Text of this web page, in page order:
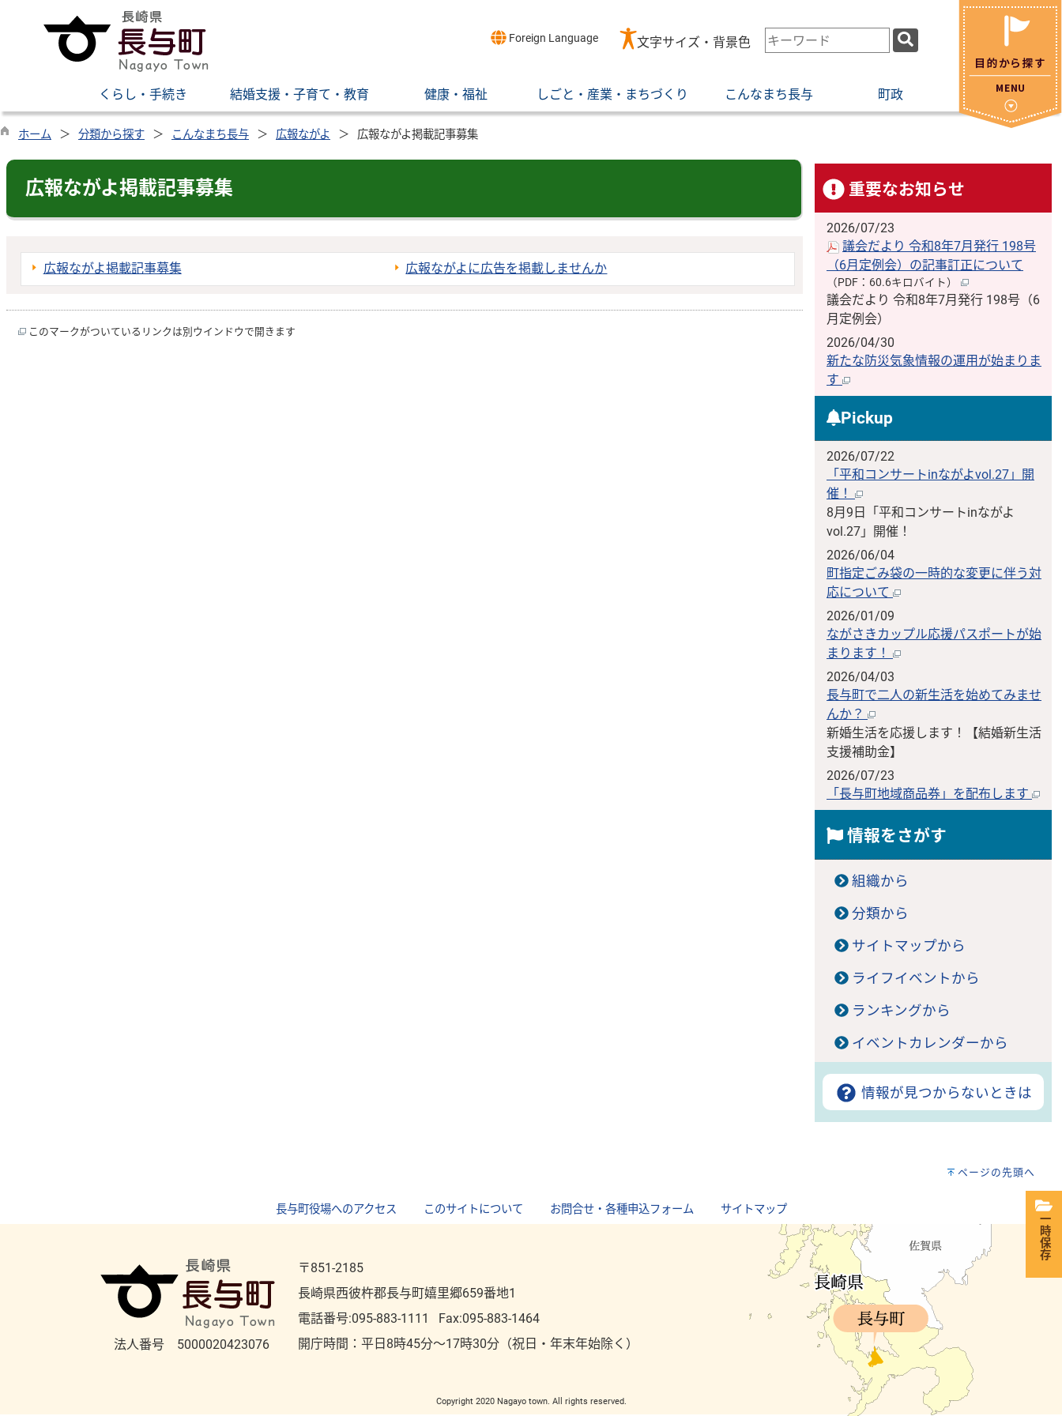
Foreign Language 文字サイズ・背景色
検
索
ー
ワ
くらし・手続き 結婚支援・子育て・教育 健康・福祉 しごと・産業・まちづくり こんなまち長与 町政
ホーム 分類から探す こんなまち長与 広報ながよ 広報ながよ掲載記事募集
広報ながよ掲載記事募集
広報ながよ掲載記事募集 広報ながよに広告を掲載しませんか
このマークがついているリンクは別ウインドウで開きます
重要なお知らせ
2026/07/23
議会だより 令和8年7月発行 198号
（6月定例会）の記事訂正について
（PDF：60.6キロバイト）
議会だより 令和8年7月発行 198号（6
月定例会）
2026/04/30
新たな防災気象情報の運用が始まりま
す
Pickup
2026/07/22
「平和コンサートinながよvol.27」開
催！
8月9日「平和コンサートinながよ
vol.27」開催！
2026/06/04
町指定ごみ袋の一時的な変更に伴う対
応について
2026/01/09
ながさきカップル応援パスポートが始
まります！
2026/04/03
長与町で二人の新生活を始めてみませ
んか？
新婚生活を応援します！【結婚新生活
支援補助金】
2026/07/23
「長与町地域商品券」を配布します
情報をさがす
組織から
分類から
サイトマップから
ライフイベントから
ランキングから
イベントカレンダーから
情報が見つからないときは
ページの先頭へ
長与町役場へのアクセス このサイトについて お問合せ・各種申込フォーム サイトマップ
法人番号 5000020423076
〒851-2185
長崎県西彼杵郡長与町嬉里郷659番地1
電話番号:095-883-1111
Fax:095-883-1464
開庁時間：平⽇8時45分～17時30分（祝⽇・年末年始除く）
Copyright 2020 Nagayo town. All rights reserved.
一時保存